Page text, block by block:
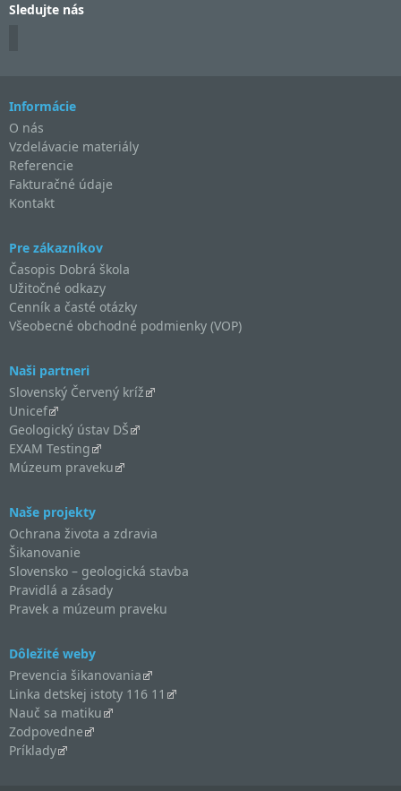
Sledujte nás
Informácie
O nás
Vzdelávacie materiály
Referencie
Fakturačné údaje
Kontakt
Pre zákazníkov
Časopis Dobrá škola
Užitočné odkazy
Cenník a časté otázky
Všeobecné obchodné podmienky (VOP)
Naši partneri
Slovenský Červený kríž
Unicef
Geologický ústav DŠ
EXAM Testing
Múzeum praveku
Naše projekty
Ochrana života a zdravia
Šikanovanie
Slovensko – geologická stavba
Pravidlá a zásady
Pravek a múzeum praveku
Dôležité weby
Prevencia šikanovania
Linka detskej istoty 116 11
Nauč sa matiku
Zodpovedne
Príklady